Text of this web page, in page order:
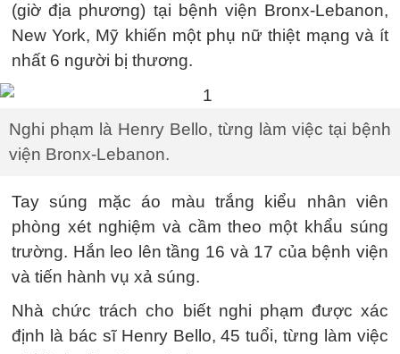
(giờ địa phương) tại bệnh viện Bronx-Lebanon,
New York, Mỹ khiến một phụ nữ thiệt mạng và ít
nhất 6 người bị thương.
Nghi phạm là Henry Bello, từng làm việc tại bệnh
viện Bronx-Lebanon.
Tay súng mặc áo màu trắng kiểu nhân viên
phòng xét nghiệm và cầm theo một khẩu súng
trường. Hắn leo lên tầng 16 và 17 của bệnh viện
và tiến hành vụ xả súng.
Nhà chức trách cho biết nghi phạm được xác
định là bác sĩ Henry Bello, 45 tuổi, từng làm việc